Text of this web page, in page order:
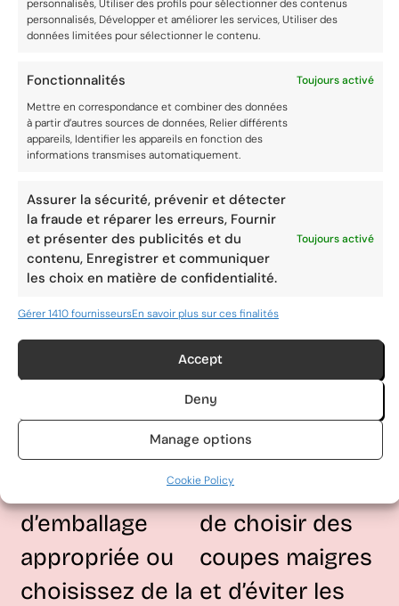
personnalisés, Utiliser des profils pour sélectionner des contenus
personnalisés, Développer et améliorer les services, Utiliser des
données limitées pour sélectionner le contenu.
Fonctionnalités
Toujours activé
Mettre en correspondance et combiner des données
à partir d’autres sources de données, Relier différents
appareils, Identifier les appareils en fonction des
informations transmises automatiquement.
Assurer la sécurité, prévenir et détecter
la fraude et réparer les erreurs, Fournir
et présenter des publicités et du
contenu, Enregistrer et communiquer
les choix en matière de confidentialité.
Toujours activé
Gérer 1410 fournisseursEn savoir plus sur ces finalités
Accept
Deny
Manage options
Cookie Policy
d’aller faire les
courses pour ne
pas acheter
plus que
nécessaire.
volaille !
entraîner des
achats impulsifs
et acheter plus
de produits que
nécessaire.
Achetez la
appropriée :
Achetez de la
volaille dans la
d’emballage
appropriée ou
choisissez de la
Privilégiez les
coupes
maigres : Lors
de la sélection
de la volaille, il
est préférable
de choisir des
coupes maigres
et d’éviter les